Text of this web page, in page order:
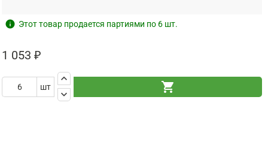
info Этот товар продается партиями по 6 шт.
1 053 ₽
шт
keyboard_arrow_up
keyboard_arrow_down
shopping_cart